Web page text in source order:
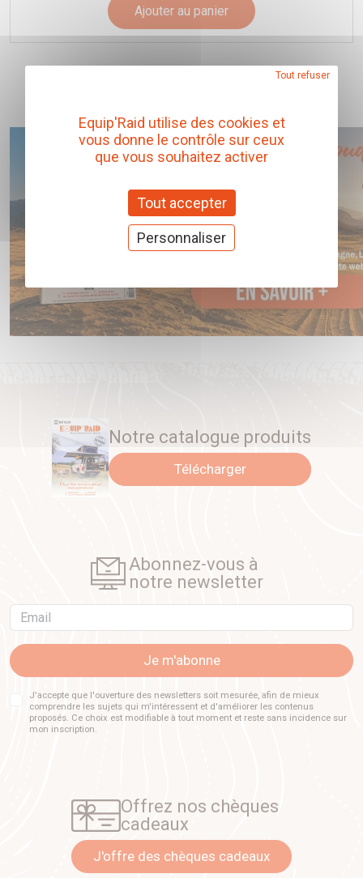
Ajouter au panier
Notre catalogue produits
Télécharger
Abonnez-vous à
notre newsletter
Email
Je m'abonne
J'accepte que l'ouverture des newsletters soit mesurée, afin de mieux
comprendre les sujets qui m'intéressent et d'améliorer les contenus
proposés. Ce choix est modifiable à tout moment et reste sans incidence sur
mon inscription.
Offrez nos chèques
cadeaux
J'offre des chèques cadeaux
Equip'Raid utilise des cookies et
vous donne le contrôle sur ceux
que vous souhaitez activer
Tout accepter
Tout refuser
Personnaliser